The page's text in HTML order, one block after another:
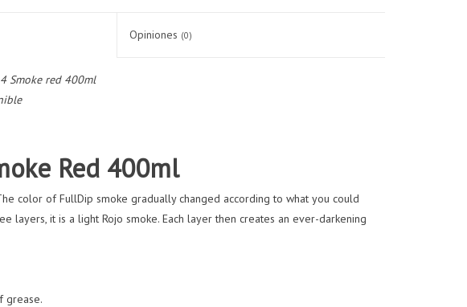
Opiniones (0)
Smoke red 400ml
Red 400ml
color of FullDip smoke gradually changed according to what you could
layers, it is a light Rojo smoke. Each layer then creates an ever-darkening
grease.